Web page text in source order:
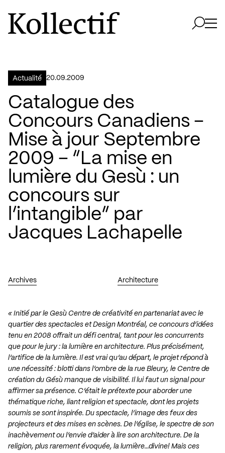
Aller à la page d'accueil
Logo Kollectif
Actualité 20.09.2009
Catalogue des
Concours Canadiens –
Mise à jour Septembre
2009 – “La mise en
lumière du Gesù : un
concours sur
l’intangible” par
Jacques Lachapelle
Archives Architecture
« Initié par le Gesù Centre de créativité en partenariat avec le
quartier des spectacles et Design Montréal, ce concours d’idées
tenu en 2008 offrait un défi central, tant pour les concurrents
que pour le jury : la lumière en architecture. Plus précisément,
l’artifice de la lumière. Il est vrai qu’au départ, le projet répond à
une nécessité : blotti dans l’ombre de la rue Bleury, le Centre de
création du Gésù manque de visibilité. Il lui faut un signal pour
affirmer sa présence. C’était le prétexte pour aborder une
thématique riche, liant religion et spectacle, dont les projets
soumis se sont inspirée. Du spectacle, l’image des feux des
projecteurs et des mises en scènes. De l’église, le spectre de son
inachèvement ou l’envie d’aider à lire son architecture. De la
religion, plus rarement évoquée, la lumière…divine! Mais ces